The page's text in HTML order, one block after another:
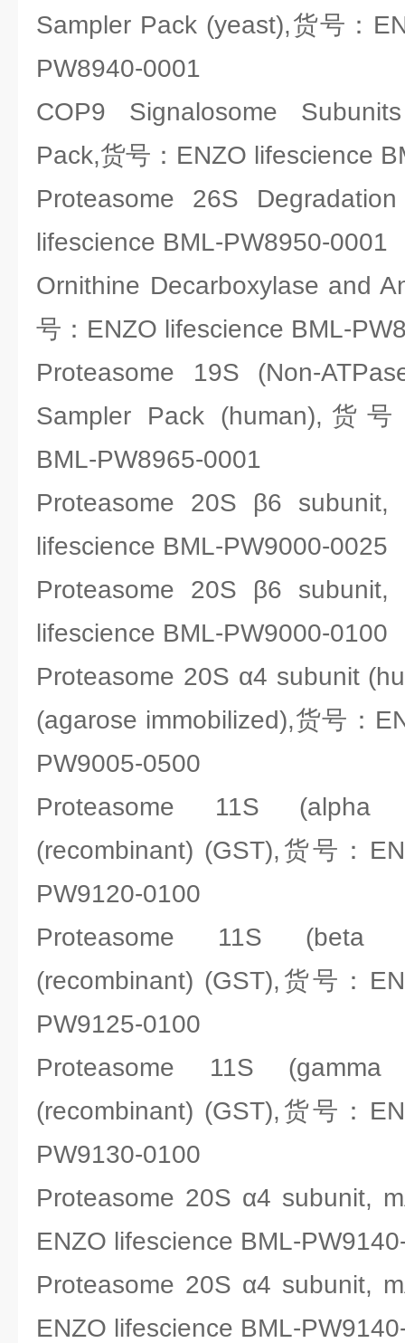
Sampler Pack (yeast),货号：
PW8940-0001
COP9 Signalosome
Pack,货号：ENZO lifescience
Proteasome 26S
lifescience BML-PW8950-0001
Ornithine Decarboxylase and
号：ENZO lifescience BML-
Proteasome 19S (Non-
Sampler Pack (human),货号
BML-PW8965-0001
Proteasome 20S β6
lifescience BML-PW9000-0025
Proteasome 20S β6
lifescience BML-PW9000-0100
Proteasome 20S α4 subunit
(agarose immobilized),货号：
PW9005-0500
Proteasome 11S (alpha
(recombinant) (GST),货号：
PW9120-0100
Proteasome 11S (beta
(recombinant) (GST),货号：
PW9125-0100
Proteasome 11S (gamma
(recombinant) (GST),货号：
PW9130-0100
Proteasome 20S α4 subunit,
ENZO lifescience BML-
Proteasome 20S α4 subunit,
ENZO lifescience BML-